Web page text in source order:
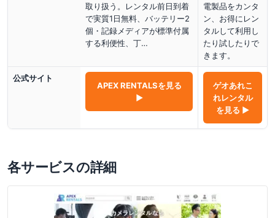
取り扱う。レンタル前日到着
で実質1日無料、バッテリー2
個・記録メディアが標準付属
する利便性、丁…
電製品をカンタ
ン、お得にレン
タルして利用し
たり試したりで
きます。
公式サイト
APEX RENTALSを見る
▶
ゲオあれこ
れレンタル
を見る ▶
各サービスの詳細